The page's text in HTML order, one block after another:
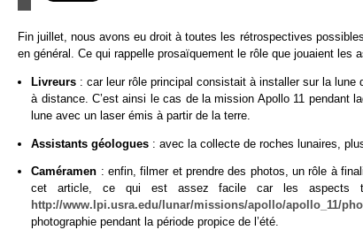
Fin juillet, nous avons eu droit à toutes les rétrospectives
en général. Ce qui rappelle prosaïquement le rôle que jouaient les
Livreurs : car leur rôle principal consistait à installer sur la
à distance. C’est ainsi le cas de la mission Apollo 11 pendant
lune avec un laser émis à partir de la terre.
Assistants géologues : avec la collecte de roches lunaires,
Caméramen : enfin, filmer et prendre des photos, un rôle à
cet article, ce qui est assez facile car les aspects
http://www.lpi.usra.edu/lunar/missions/apollo/apollo_11/
photographie pendant la période propice de l’été.